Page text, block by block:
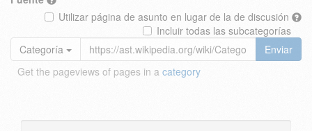
Utilizar página de asunto en lugar de la de discusión
Incluir todas las subcategorías
Categoría
Enviar
Get the pageviews of pages in a category